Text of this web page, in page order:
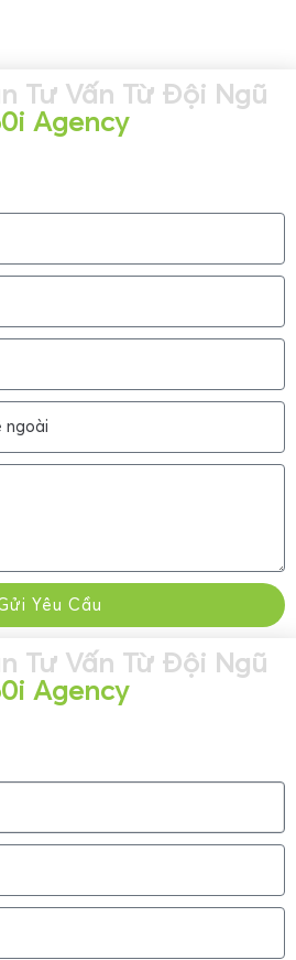
Tư Vấn Từ Đội Ngũ
Agency
Yêu Cầu
Tư Vấn Từ Đội Ngũ
Agency